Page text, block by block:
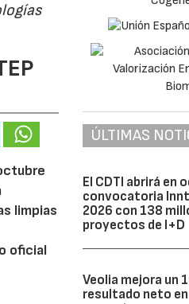
limpias
oficial
ÚLTIMAS
El CDTI abrirá en
convocatoria
2026 con 138
proyectos de I+D
Veolia mejora un
resultado neto